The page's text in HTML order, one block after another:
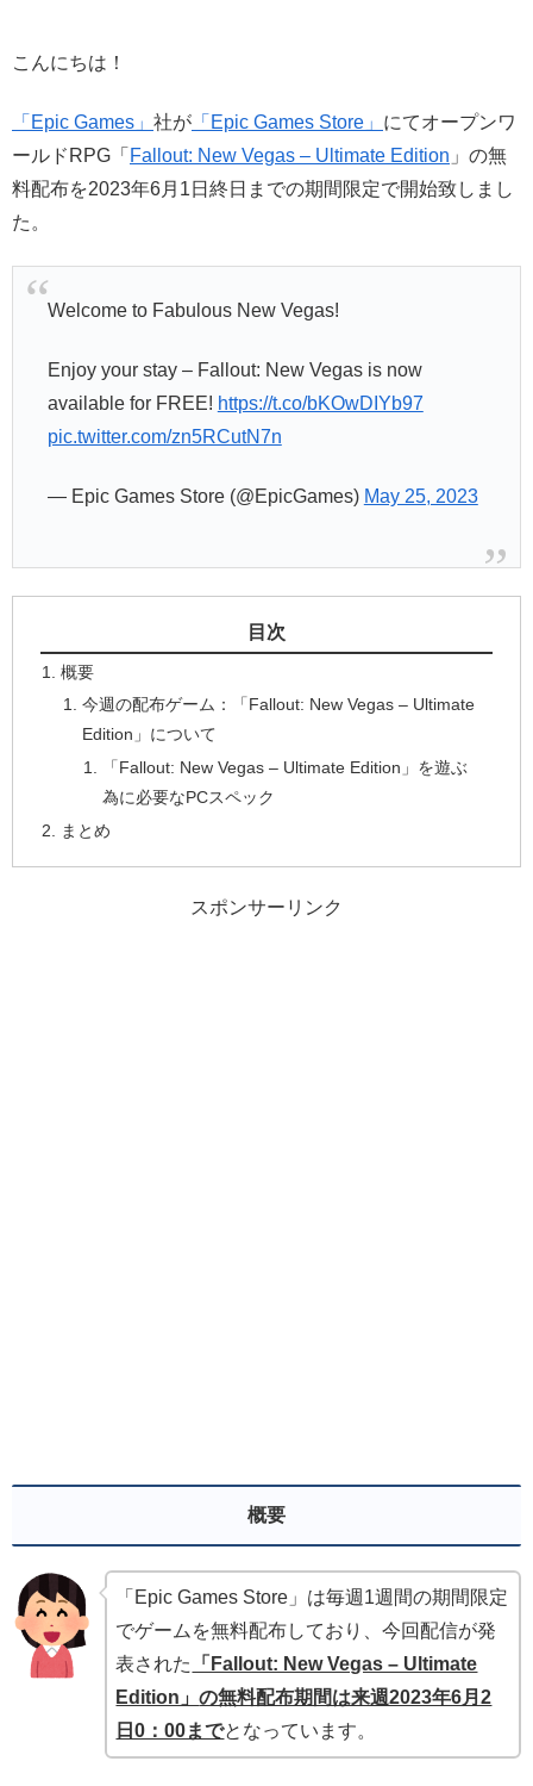
こんにちは！
「Epic Games」 社が 「Epic Games Store」 にてオープンワ
ールドRPG「 Fallout: New Vegas – Ultimate Edition 」の無
料配布を2023年6月1日終日までの期間限定で開始致しまし
た。
Welcome to Fabulous New Vegas!
Enjoy your stay – Fallout: New Vegas is now
available for FREE! https://t.co/bKOwDIYb97
pic.twitter.com/zn5RCutN7n
— Epic Games Store (@EpicGames) May 25, 2023
目次
概要
今週の配布ゲーム：「Fallout: New Vegas – Ultimate
Edition」について
「Fallout: New Vegas – Ultimate Edition」を遊ぶ
為に必要なPCスペック
まとめ
スポンサーリンク
概要
「Epic Games Store」は毎週1週間の期間限定
でゲームを無料配布しており、今回配信が発
表された
「Fallout: New Vegas – Ultimate
Edition」の無料配布期間は来週2023年6月2
日0：00までとなっています。